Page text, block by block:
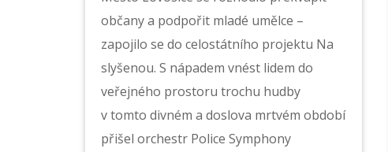
občany a podpořit mladé umělce –
zapojilo se do celostátního projektu Na
slyšenou. S nápadem vnést lidem do
veřejného prostoru trochu hudby
v tomto divném a doslova mrtvém období
přišel orchestr Police Symphony